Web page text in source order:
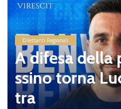
Dilettanti Regionali
A difesa della
ssino torna
tra